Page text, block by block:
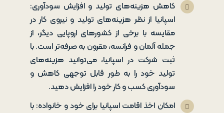
کاهش هزینه‌های تولید و افزایش سودآوری:
اسپانیا از نظر هزینه‌های تولید و نیروی کار در
مقایسه با برخی از کشورهای اروپایی دیگر، از
جمله آلمان و فرانسه، مقرون به صرفه‌تر است. با
ثبت شرکت در اسپانیا، می‌توانید هزینه‌های
تولید خود را به طور قابل توجهی کاهش و
سودآوری کسب و کار خود را افزایش دهید.
امکان اخذ اقامت اسپانیا برای خود و خانواده: با